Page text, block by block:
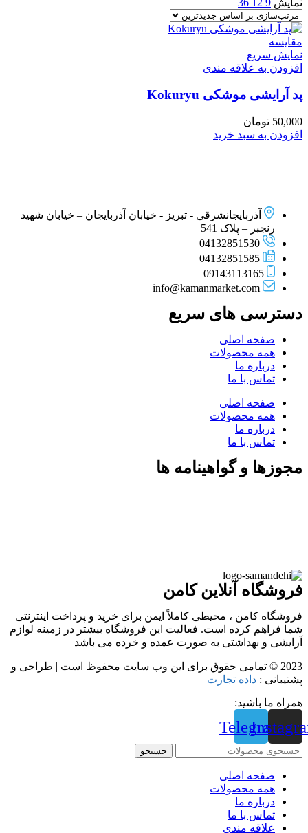
مقايسه
نمایش سریع
افزودن به علاقه مندی
پد آرایشی موشکی Kokuryu
50,000 تومان
افزودن به سبد خرید
آذربایجانشرقی - تبریز - خیابان آذربایجان – خیابان شهید
رنجبر – پلاک 541
04132851530
04132851585
09143113165
info@kamanmarket.com
دسترسی های سریع
صفحه اصلی
همه محصولات
درباره ما
تماس با ما
صفحه اصلی
همه محصولات
درباره ما
تماس با ما
مجوزها و گواهینامه ها
فروشگاه آنلاین کامن
فروشگاه کامن ، محیطی کاملاً ایمن برای خرید و پرداخت اینترنتی
شما فراهم کرده است. فعالیت این فروشگاه بیشتر در زمینه لوازم
آرایشی و بهداشتی به صورت عمده و خرده می باشد
2023 © تمامی حقوق برای این وب سایت محفوظ است | طراحی و
پشتیبانی : داده تجارت
همراه ما باشید:
Telegram
جستجو
صفحه اصلی
همه محصولات
درباره ما
تماس با ما
علاقه مندی